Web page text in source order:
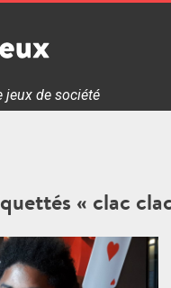
parle de jeux de
jeux de société
« clac